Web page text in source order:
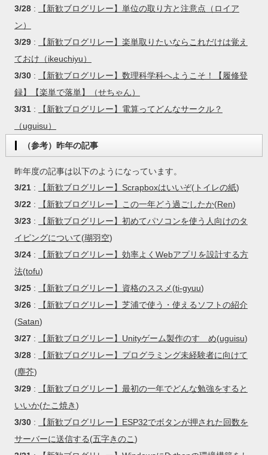
3/28:
【新歓ブログリレー】単位の取り方と注意点（ロイア
ン）
3/29:
【新歓ブログリレー】楽単取りたいならこれだけは覚え
ておけ（ikeuchiyu）
3/30:
【新歓ブログリレー】数理科学科へようこそ！【履修登
録】【楽単で落単】（せちゃん）
3/31:
【新歓ブログリレー】電算ってどんなサークル？
（uguisu）
（参考）昨年の記事
昨年度の記事は以下のようになっています。
3/21: 【新歓ブログリレー】Scrapboxはいいぞ(トイレの紙)
3/22: 【新歓ブログリレー】この一年どう過ごしたか(Ren)
3/23:
【新歓ブログリレー】初めてパソコンを使う人向けのタ
イピングについて(瑚羽空)
3/24:
【新歓ブログリレー】効率よくWebアプリを設計する方
法(tofu)
3/25: 【新歓ブログリレー】資格のススメ(ti-gyuu)
3/26:
【新歓ブログリレー】芝浦で使う・使えるソフトの紹介
(Satan)
3/27: 【新歓ブログリレー】Unityゲーム製作のすゝめ(uguisu)
3/28:
【新歓ブログリレー】プログラミング未経験者に向けて
(塵芥)
3/29:
【新歓ブログリレー】最初の一年でどんな勉強をすると
いいか(たこ焼き)
3/30:
【新歓ブログリレー】ESP32でボタンが押された回数を
サーバーに送信する(五字きのこ )